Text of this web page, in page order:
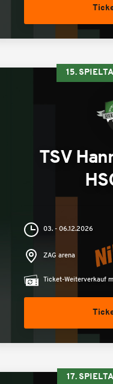
15.
TSV
03. - 06.12.2026
ZAG arena
Ticket-Weiterverkauf
17.